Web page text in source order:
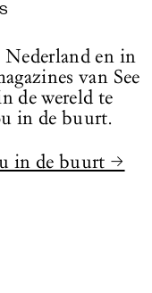
Nederland en in
van See
de wereld te
in de buurt.
in de buurt →